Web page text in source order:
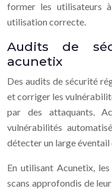
former les utilisateurs
utilisation correcte.
Audits de
acunetix
Des audits de sécurité
et corriger les
par des attaquants.
vulnérabilités
détecter un large
En utilisant Acunetix,
scans approfondis de